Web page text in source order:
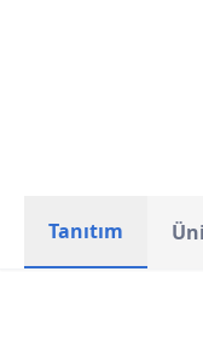
Tanıtım